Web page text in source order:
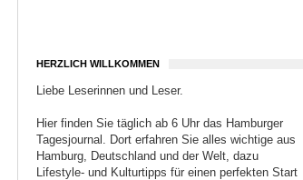
HERZLICH WILLKOMMEN
Liebe Leserinnen und Leser.
Hier finden Sie täglich ab 6 Uhr das Hamburger
Tagesjournal. Dort erfahren Sie alles wichtige aus
Hamburg, Deutschland und der Welt, dazu
Lifestyle- und Kulturtipps für einen perfekten Start